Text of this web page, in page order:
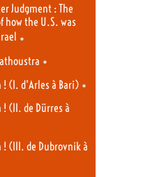
Judgment : The
how the U.S. was
•
•
(I. d’Arles à Bari) •
(II. de Dürres à
(III. de Dubrovnik à